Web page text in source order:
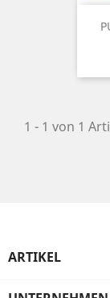
1 - 1 von 1
ARTIKEL